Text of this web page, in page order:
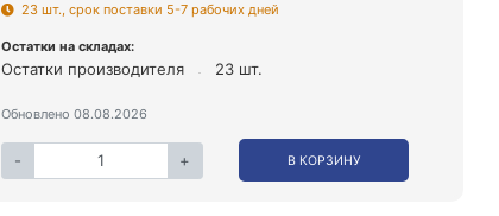
23 шт., срок поставки 5-7 рабочих дней
Остатки на складах:
Остатки производителя 23 шт.
Обновлено 08.08.2026
- + В КОРЗИНУ